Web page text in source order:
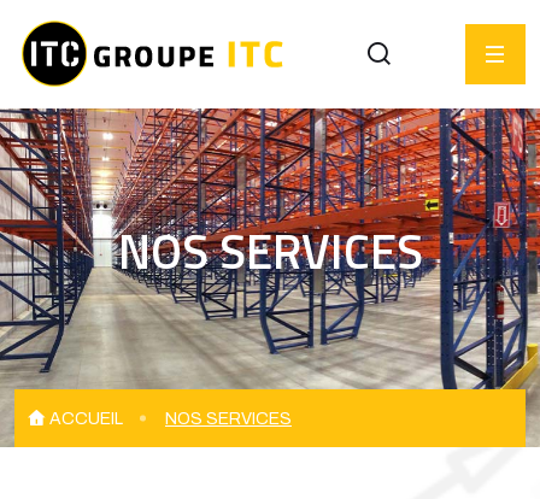
NOS SERVICES
ACCUEIL NOS SERVICES